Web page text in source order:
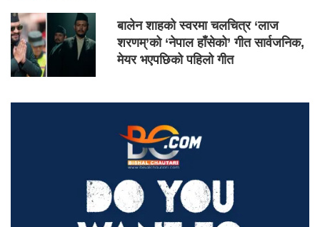
बालेन शाहको स्वरमा चलचित्र ‘लाज
शरणम्’को ‘नेपाल हाँसेको’ गीत सार्वजनिक,
मेयर भएपछिको पहिलो गीत